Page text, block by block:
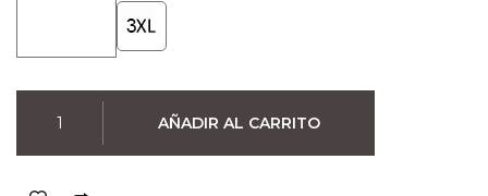
Karate
Kid
AÑADIR AL CARRITO